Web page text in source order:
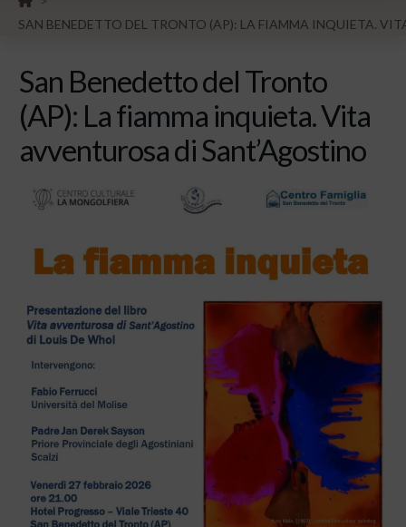
SAN BENEDETTO DEL TRONTO (AP): LA FIAMMA INQUIETA.
San Benedetto del Tronto
(AP): La fiamma inquieta. Vita
avventurosa di Sant’Agostino